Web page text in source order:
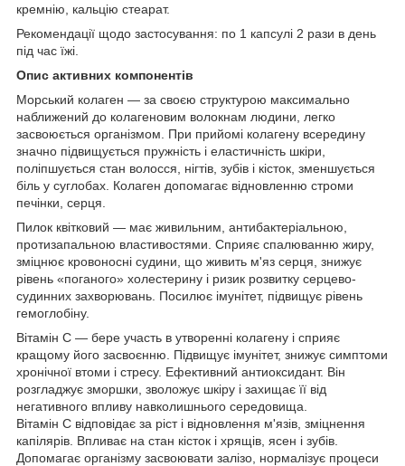
кремнію, кальцію стеарат.
Рекомендації щодо застосування: по 1 капсулі 2 рази в день
під час їжі.
Опис активних компонентів
Морський колаген — за своєю структурою максимально
наближений до колагеновим волокнам людини, легко
засвоюється організмом. При прийомі колагену всередину
значно підвищується пружність і еластичність шкіри,
поліпшується стан волосся, нігтів, зубів і кісток, зменшується
біль у суглобах. Колаген допомагає відновленню строми
печінки, серця.
Пилок квітковий — має живильним, антибактеріальною,
протизапальною властивостями. Сприяє спалюванню жиру,
зміцнює кровоносні судини, що живить м'яз серця, знижує
рівень «поганого» холестерину і ризик розвитку серцево-
судинних захворювань. Посилює імунітет, підвищує рівень
гемоглобіну.
Вітамін С — бере участь в утворенні колагену і сприяє
кращому його засвоєнню. Підвищує імунітет, знижує симптоми
хронічної втоми і стресу. Ефективний антиоксидант. Він
розгладжує зморшки, зволожує шкіру і захищає її від
негативного впливу навколишнього середовища.
Вітамін С відповідає за ріст і відновлення м'язів, зміцнення
капілярів. Впливає на стан кісток і хрящів, ясен і зубів.
Допомагає організму засвоювати залізо, нормалізує процеси